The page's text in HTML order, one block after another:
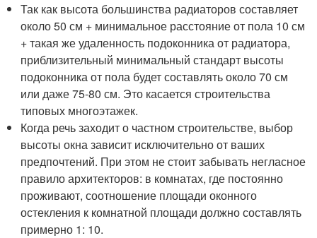
Так как высота большинства радиаторов составляет
около 50 см + минимальное расстояние от пола 10 см
+ такая же удаленность подоконника от радиатора,
приблизительный минимальный стандарт высоты
подоконника от пола будет составлять около 70 см
или даже 75-80 см. Это касается строительства
типовых многоэтажек.
Когда речь заходит о частном строительстве, выбор
высоты окна зависит исключительно от ваших
предпочтений. При этом не стоит забывать негласное
правило архитекторов: в комнатах, где постоянно
проживают, соотношение площади оконного
остекления к комнатной площади должно составлять
примерно 1: 10.